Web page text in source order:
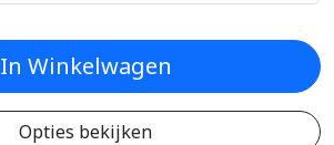
In Winkelwagen
Opties bekijken